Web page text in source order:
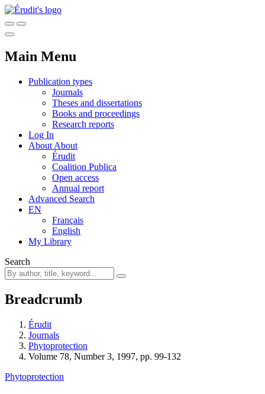
Main Menu
Publication types
Journals
Theses and dissertations
Books and proceedings
Research reports
Log In
About About
Érudit
Coalition Publica
Open access
Annual report
Advanced Search
EN
Français
English
My Library
Search
Breadcrumb
Érudit
Journals
Phytoprotection
Volume 78, Number 3, 1997, pp. 99-132
Phytoprotection